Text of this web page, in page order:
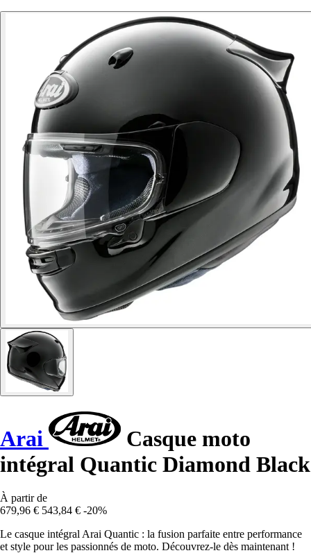
Arai
Casque moto
intégral Quantic Diamond Black
À partir de
679,96 € 543,84 € -20%
Le casque intégral Arai Quantic : la fusion parfaite entre performance
et style pour les passionnés de moto. Découvrez-le dès maintenant !